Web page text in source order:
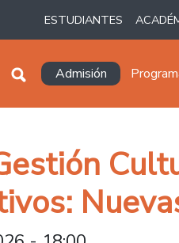
ESTUDIANTES
Navegación
Admisión